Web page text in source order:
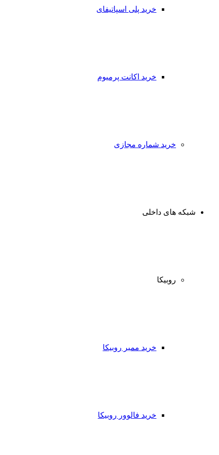
خرید پلی اسپاتیفای
خرید اکانت پرمیوم
خرید شماره مجازی
شبکه های داخلی
روبیکا
خرید ممبر روبیکا
خرید فالوور روبیکا